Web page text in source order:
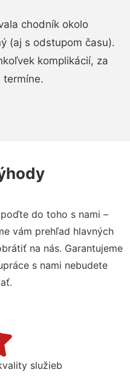
chodník okolo
(aj s odstupom času).
komplikácií, za
termíne.
do toho s nami –
vám prehľad hlavných
na nás. Garantujeme
s nami nebudete
služieb